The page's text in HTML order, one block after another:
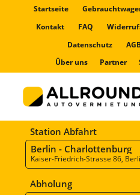
Startseite
Kontakt
FAQ
Datenschutz
Über uns
Partner
Station Abfahrt
Berlin - Charlottenburg
Kaiser-Friedrich-Strasse 86,
Abholung